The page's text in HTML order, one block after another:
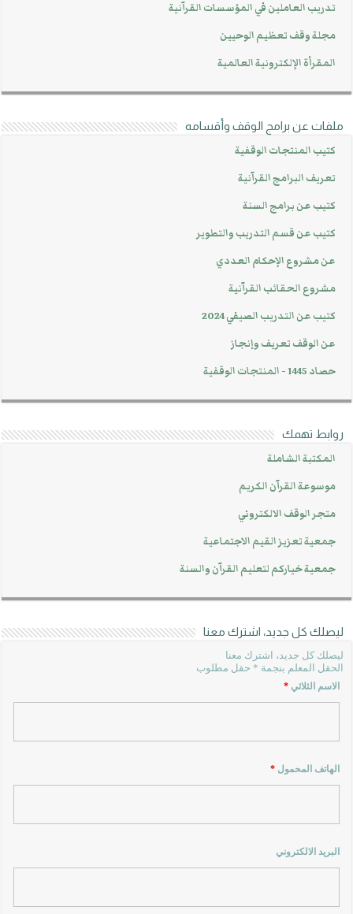
تدريب العاملين في المؤسسات القرآنية
مجلة وقف تعظيم الوحيين
المقرأة الإلكترونية العالمية
ملفات عن برامج الوقف وأقسامه
كتيب المنتجات الوقفية
تعريف البرامج القرآنية
كتيب عن برامج السنة
كتيب عن قسم التدريب والتطوير
عن مشروع الإحكام العددي
مشروع الحقائب القرآنية
كتيب عن التدريب الصيفي 2024
عن الوقف تعريف وإنجاز
حصاد 1445 - المنتجات الوقفية
روابط تهمك
المكتبة الشاملة
موسوعة القرآن الكريم
متجر الوقف الالكتروني
جمعية تعزيز القيم الاجتماعية
جمعية خياركم لتعليم القرآن والسنة
ليصلك كل جديد، اشترك معنا
ليصلك كل جديد، اشترك معنا
الحقل المعلم بنجمة * حقل مطلوب
الاسم الثلاثي*
الهاتف المحمول*
البريد الالكتروني